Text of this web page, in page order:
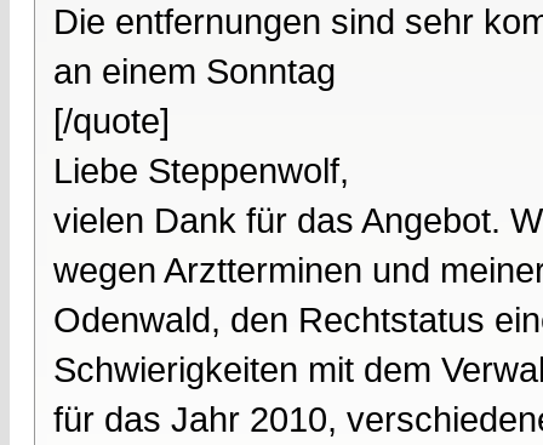
Die entfernungen sind sehr
an einem Sonntag
[/quote]
Liebe Steppenwolf,
vielen Dank für das Angebot.
wegen Arztterminen und
Odenwald, den Rechtstatus
Schwierigkeiten mit dem
für das Jahr 2010,